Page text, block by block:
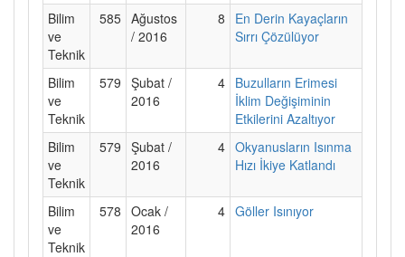
Bilim
ve
Teknik
585 Ağustos
/ 2016
8
En Derin Kayaçların
Sırrı Çözülüyor
Bilim
ve
Teknik
579 Şubat /
2016
4 Buzulların Erimesi
İklim Değişiminin
Etkilerini Azaltıyor
Bilim
ve
Teknik
579 Şubat /
2016
4 Okyanusların Isınma
Hızı İkiye Katlandı
Bilim
ve
Teknik
578 Ocak /
2016
4 Göller Isınıyor